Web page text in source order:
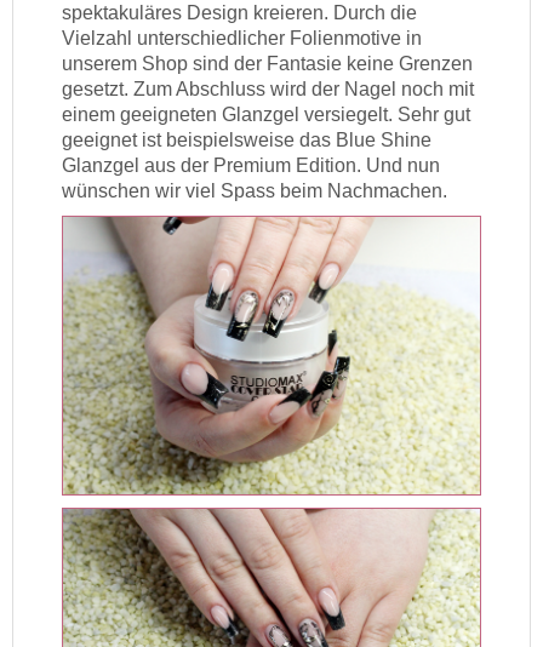
spektakuläres Design kreieren. Durch die
Vielzahl unterschiedlicher Folienmotive in
unserem Shop sind der Fantasie keine Grenzen
gesetzt. Zum Abschluss wird der Nagel noch mit
einem geeigneten Glanzgel versiegelt. Sehr gut
geeignet ist beispielsweise das Blue Shine
Glanzgel aus der Premium Edition. Und nun
wünschen wir viel Spass beim Nachmachen.